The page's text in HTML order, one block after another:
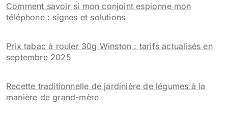
Comment savoir si mon conjoint espionne mon
téléphone : signes et solutions
Prix tabac à rouler 30g Winston : tarifs actualisés en
septembre 2025
Recette traditionnelle de jardinière de légumes à la
manière de grand-mère